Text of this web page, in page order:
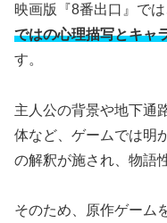
映画版『8番出口』で
ではの心理描写とキャ
す。
主人公の背景や地下通
体など、ゲームでは明
の解釈が施され、物語
そのため、原作ゲーム